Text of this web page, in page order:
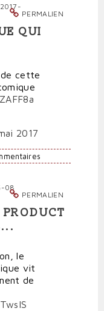
PERMALIEN
QUI
cette
2017
PERMALIEN
08
le
vit
de